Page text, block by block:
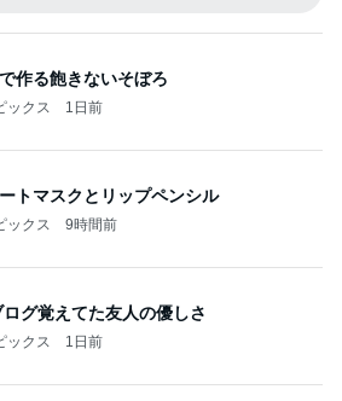
作る飽きないそぼろ
ックス 1日前
トマスクとリップペンシル
ックス 9時間前
グ覚えてた友人の優しさ
ックス 1日前